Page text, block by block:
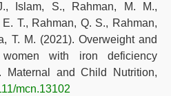
Islam, S., Rahman, M. M.,
T., Rahman, Q. S., Rahman,
T. M. (2021). Overweight and
with iron deficiency
Maternal and Child Nutrition,
mcn.13102